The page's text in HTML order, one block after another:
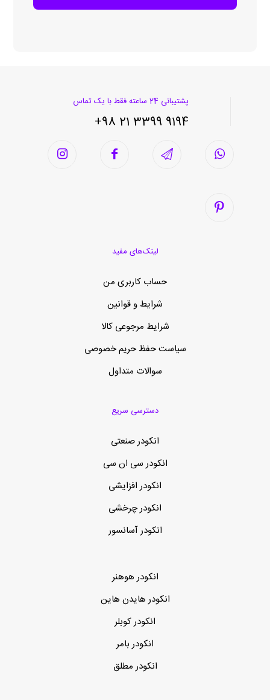
پشتیبانی 24 ساعته فقط با یک تماس
9194 3399 21 98+
لینک‌های مفید
حساب کاربری من
شرایط و قوانین
شرایط مرجوعی کالا
سیاست حفظ حریم خصوصی
سوالات متداول
دسترسی سریع
انکودر صنعتی
انکودر سی ان سی
انکودر افزایشی
انکودر چرخشی
انکودر آسانسور
انکودر هوهنر
انکودر هایدن هاین
انکودر کوبلر
انکودر بامر
انکودر مطلق